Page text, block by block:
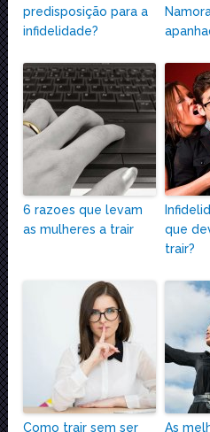
predisposição para a
infidelidade?
6 razoes que levam
as mulheres a trair
que
trair?
Como trair sem ser
As